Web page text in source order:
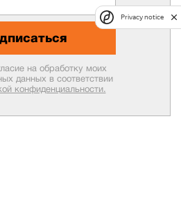
на обработку моих
данных в соответствии
конфиденциальности.
Privacy notice